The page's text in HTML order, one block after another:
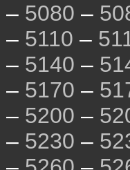
– 5080 –
– 5110 –
– 5140 –
– 5170 –
– 5200 –
– 5230 –